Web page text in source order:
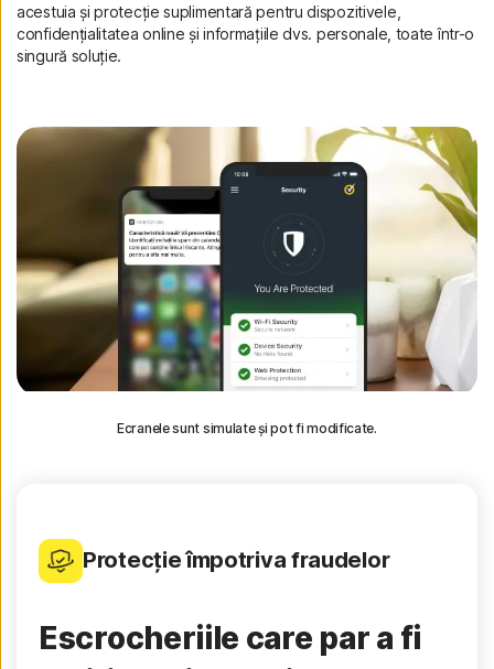
Ecranele sunt simulate și pot fi modificate.
acestuia și protecție suplimentară pentru dispozitivele,
confidențialitatea online și informațiile dvs. personale, toate într-o
singură soluție.
Protecție împotriva fraudelor
Escrocheriile care par a fi